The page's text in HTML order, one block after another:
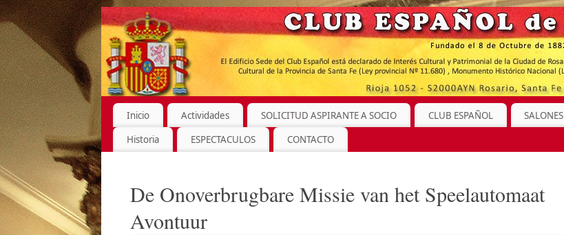
Inicio Actividades SOLICITUD ASPIRANTE A SOCIO CLUB ESPAÑOL SALONES
Historia
ESPECTACULOS CONTACTO
De Onoverbrugbare Missie van het Speelautomaat
Avontuur